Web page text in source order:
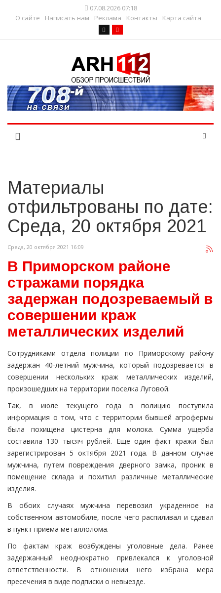
07.08.2026 07:18
О сайте
Написать нам Реклама Контакты Карта сайта
Материалы
отфильтрованы по дате:
Среда, 20 октября 2021
Среда, 20 октября 2021 16:09
В Приморском районе
стражами порядка
задержан подозреваемый в
совершении краж
металлических изделий
Сотрудниками отдела полиции по Приморскому району
задержан 40-летний мужчина, который подозревается в
совершении нескольких краж металлических изделий,
произошедших на территории поселка Луговой.
Так, в июле текущего года в полицию поступила
информация о том, что с территории бывшей агрофермы
была похищена цистерна для молока. Сумма ущерба
составила 130 тысяч рублей. Еще один факт кражи был
зарегистрирован 5 октября 2021 года. В данном случае
мужчина, путем повреждения дверного замка, проник в
помещение склада и похитил различные металлические
изделия.
В обоих случаях мужчина перевозил украденное на
собственном автомобиле, после чего распиливал и сдавал
в пункт приема металлолома.
По фактам краж возбуждены уголовные дела. Ранее
задержанный неоднократно привлекался к уголовной
ответственности. В отношении него избрана мера
пресечения в виде подписки о невыезде.